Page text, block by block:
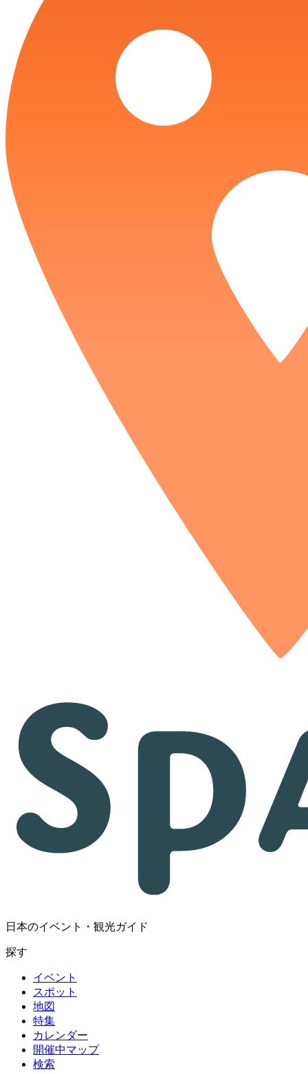
日本のイベント・観光ガイド
探す
イベント
スポット
地図
特集
カレンダー
開催中マップ
検索